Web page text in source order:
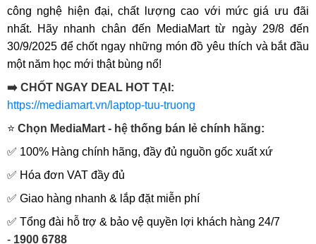
công nghệ hiện đại, chất lượng cao với mức giá ưu đãi
nhất. Hãy nhanh chân đến MediaMart từ ngày 29/8 đến
30/9/2025 để chốt ngay những món đồ yêu thích và bắt đầu
một năm học mới thật bùng nổ!
➡️ CHỐT NGAY DEAL HOT TẠI:
https://mediamart.vn/laptop-tuu-truong
⭐ Chọn MediaMart - hệ thống bán lẻ chính hãng:
✅ 100% Hàng chính hãng, đầy đủ nguồn gốc xuất xứ
✅ Hóa đơn VAT đầy đủ
✅ Giao hàng nhanh & lắp đặt miễn phí
✅ Tổng đài hỗ trợ & bảo vệ quyền lợi khách hàng 24/7
- 1900 6788